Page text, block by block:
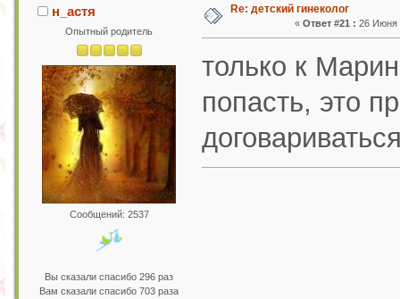
н_астя
Опытный родитель
Сообщений: 2537
Вы сказали спасибо 296 раз
Вам сказали спасибо 703 раза
Re: детский гинеколог
« Ответ #21 : 26 Июня
только к
попасть, это